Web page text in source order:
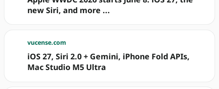
new Siri, and more ...
vucense.com
iOS 27, Siri 2.0 + Gemini, iPhone Fold APIs,
Mac Studio M5 Ultra